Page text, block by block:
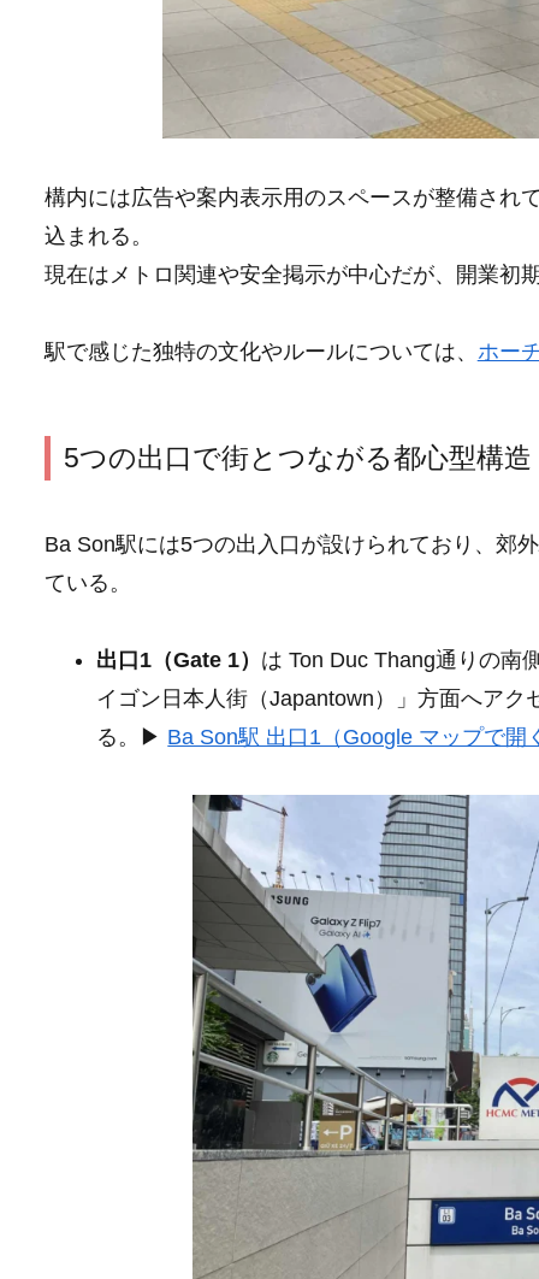
構内には広告や案内表示用のスペースが整備され
込まれる。
現在はメトロ関連や安全掲示が中心だが、開業初
駅で感じた独特の文化やルールについては、 ホー
5つの出口で街とつながる都心型構造
Ba Son駅には5つの出入口が設けられており、郊
ている。
出口1（Gate 1） は Ton Duc Thang通りの南
イゴン日本人街（Japantown）」方面へア
る。▶ Ba Son駅 出口1（Google マップで開